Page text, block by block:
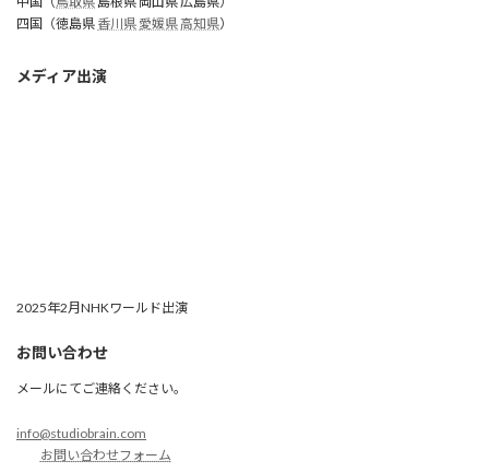
四国（徳島県 香川県 愛媛県高知県）
メディア出演
2025年2月NHKワールド出演
お問い合わせ
メールにてご連絡ください。
info@studiobrain.com
お問い合わせフォーム